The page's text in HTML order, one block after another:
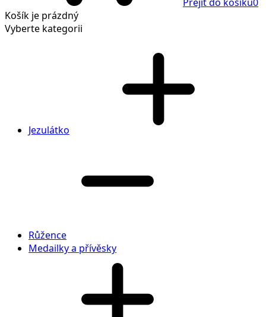
Košík je prázdný
Vyberte kategorii
Jezulátko
Růžence
Medailky a přívěsky